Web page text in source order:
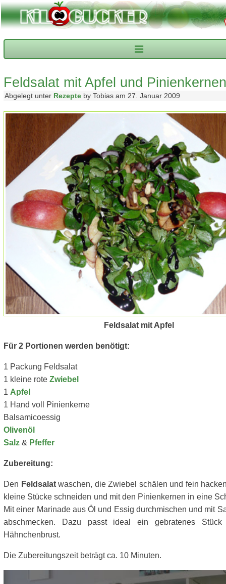
Feldsalat mit Apfel und Pinienkernen
Abgelegt unter Rezepte by Tobias am 27. Januar 2009
Feldsalat mit Apfel
Für 2 Portionen werden benötigt:
1 Packung Feldsalat
1 kleine rote Zwiebel
1 Apfel
1 Hand voll Pinienkerne
Balsamicoessig
Olivenöl
Salz & Pfeffer
Zubereitung:
Den Feldsalatwaschen, die Zwiebel schälen und fein
kleine Stücke schneiden und mit den Pinienkernen in eine
Mit einer Marinade aus Öl und Essig durchmischen und mit
abschmecken. Dazu passt ideal ein gebratenes
Hähnchenbrust.
Die Zubereitungszeit beträgt ca. 10 Minuten.